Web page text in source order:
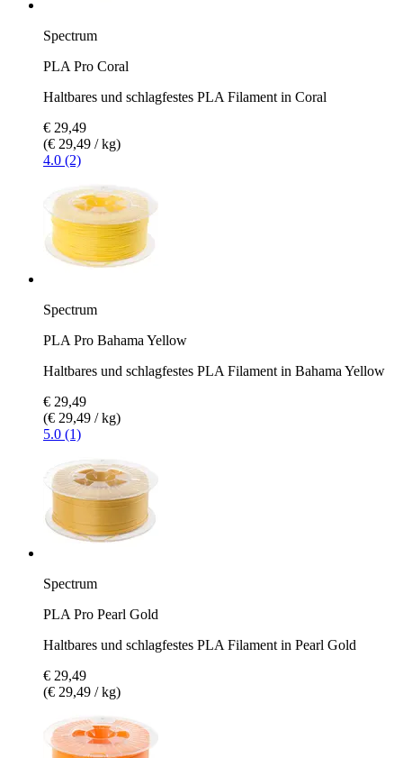
Spectrum
PLA Pro Coral
Haltbares und schlagfestes PLA Filament in Coral
€ 29,49
(€ 29,49 / kg)
4.0 (2)
Spectrum
PLA Pro Bahama Yellow
Haltbares und schlagfestes PLA Filament in Bahama Yellow
€ 29,49
(€ 29,49 / kg)
5.0 (1)
Spectrum
PLA Pro Pearl Gold
Haltbares und schlagfestes PLA Filament in Pearl Gold
€ 29,49
(€ 29,49 / kg)